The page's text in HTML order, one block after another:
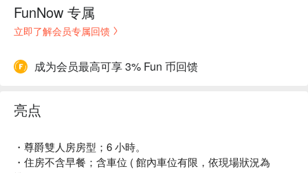
FunNow 专属
立即了解会员专属回馈
成为会员最高可享 3% Fun 币回馈
亮点
・尊爵雙人房房型；6 小時。
・住房不含早餐；含車位 ( 館內車位有限，依現場狀況為